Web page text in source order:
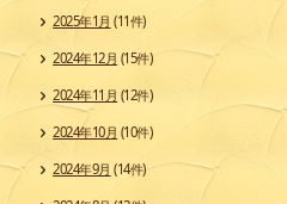
2025年1月 (11件)
2024年12月 (15件)
2024年11月 (12件)
2024年10月 (10件)
2024年9月 (14件)